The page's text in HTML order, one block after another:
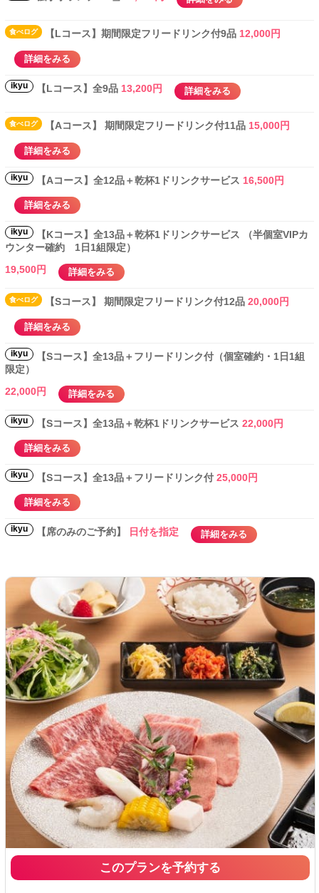
食べログ 【Lコース】期間限定フリードリンク付9品 12,000円
詳細をみる
ikyu 【Lコース】全9品 13,200円 詳細をみる
食べログ 【Aコース】 期間限定フリードリンク付11品 15,000円
詳細をみる
ikyu 【Aコース】全12品＋乾杯1ドリンクサービス 16,500円
詳細をみる
ikyu
【Kコース】全13品＋乾杯1ドリンクサービス （半個室VIPカ
ウンター確約 1日1組限定）
19,500円
詳細をみる
食べログ 【Sコース】 期間限定フリードリンク付12品 20,000円
詳細をみる
ikyu
【Sコース】全13品＋フリードリンク付（個室確約・1日1組
限定）
22,000円
詳細をみる
ikyu 【Sコース】全13品＋乾杯1ドリンクサービス 22,000円
詳細をみる
ikyu 【Sコース】全13品＋フリードリンク付 25,000円
詳細をみる
ikyu 【席のみのご予約】 日付を指定 詳細をみる
このプランを予約する